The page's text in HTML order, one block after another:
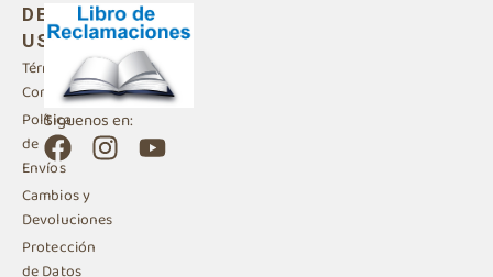
DE
USO
Términos y
Condiciones
Política
de
Envíos
Cambios y
Devoluciones
Protección
de Datos
Siguenos en:
F
a
c
e
b
I
n
t
Y